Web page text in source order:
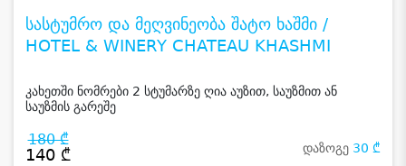
სასტუმრო და მეღვინეობა შატო ხაშმი /
HOTEL & WINERY CHATEAU KHASHMI
კახეთში ნომრები 2 სტუმარზე ღია აუზით, საუზმით ან
საუზმის გარეშე
180 ₾
140 ₾ დაზოგე 30 ₾